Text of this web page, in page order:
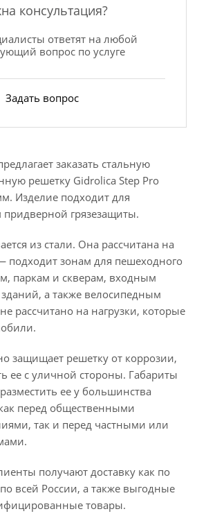
консультация?
ответят на любой
вопрос по услуге
Задать вопрос
заказать стальную
решетку Gidrolica Step Pro
Изделие подходит для
придверной грязезащиты.
из стали. Она рассчитана на
подходит зонам для пешеходного
паркам и скверам, входным
а также велосипедным
рассчитано на нагрузки, которые
защищает решетку от коррозии,
ее с уличной стороны. Габариты
ее у большинства
перед общественными
так и перед частными или
получают доставку как по
всей России, а также выгодные
товары.